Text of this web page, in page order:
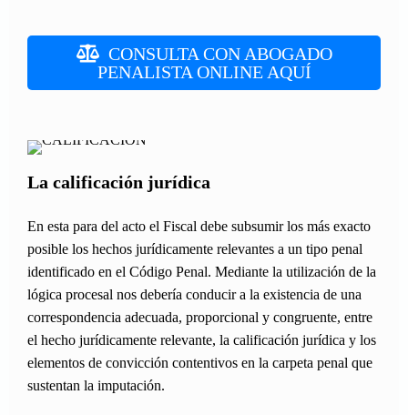
CONSULTA CON ABOGADO
PENALISTA ONLINE AQUÍ
La calificación jurídica
En esta para del acto el Fiscal debe subsumir los más exacto
posible los hechos jurídicamente relevantes a un tipo penal
identificado en el Código Penal. Mediante la utilización de la
lógica procesal nos debería conducir a la existencia de una
correspondencia adecuada, proporcional y congruente, entre
el hecho jurídicamente relevante, la calificación jurídica y los
elementos de convicción contentivos en la carpeta penal que
sustentan la imputación.